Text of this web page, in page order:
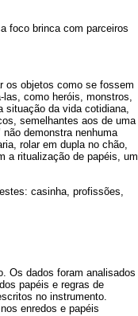
foco brinca com parceiros
os objetos como se fossem
como heróis, monstros,
situação da vida cotidiana,
semelhantes aos de uma
demonstra nenhuma
rolar em dupla no chão,
a ritualização de papéis, um
estes: casinha, profissões,
Os dados foram analisados
papéis e regras de
no instrumento.
enredos e papéis